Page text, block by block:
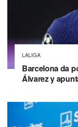
LALIGA
Barcelona da
Álvarez y